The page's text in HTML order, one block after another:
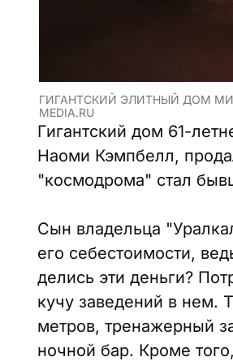
ГИГАНТСКИЙ ЭЛИТНЫЙ ДОМ
MEDIA.RU
Гигантский дом 61-
Наоми Кэмпбелл,
"космодрома" стал
Сын владельца
его себестоимости,
делись эти деньги?
кучу заведений в нем.
метров, тренажерный
ночной бар. Кроме